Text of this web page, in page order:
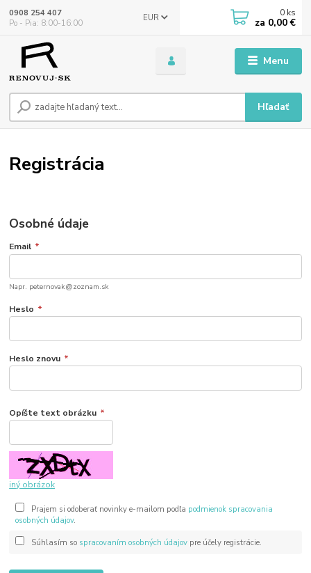
Menu
EUR
Hľadať
0908 254 407
Po - Pia: 8:00-16:00
0 ks
za 0,00 €
Registrácia
Osobné údaje
Email *
Napr. peternovak@zoznam.sk
Heslo *
Heslo znovu *
Opíšte text obrázku *
iný obrázok
Prajem si odoberať novinky e-mailom podľa podmienok spracovania
osobných údajov.
Súhlasím so spracovaním osobných údajovpre účely registrácie.